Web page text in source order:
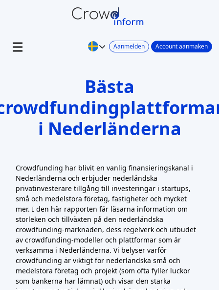
Aanmelden Account aanmaken
Bästa
i Nederländerna
Crowdfunding har blivit en vanlig finansieringskanal i
Nederländerna och erbjuder nederländska
privatinvesterare tillgång till investeringar i startups,
små och medelstora företag, fastigheter och mycket
mer. I den här rapporten får läsarna information om
storleken och tillväxten på den nederländska
crowdfunding-marknaden, dess regelverk och utbudet
av crowdfunding-modeller och plattformar som är
verksamma i Nederländerna. Vi belyser varför
crowdfunding är viktigt för nederländska små och
medelstora företag och projekt (som ofta fyller luckor
som bankerna har lämnat) och visar den starka